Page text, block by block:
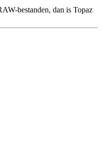
bestanden, dan is Topaz